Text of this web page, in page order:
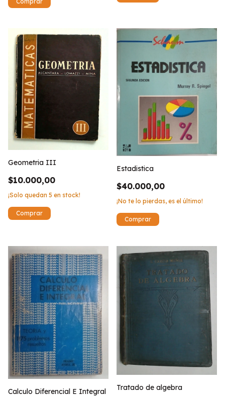
Geometria III
$10.000,00
¡Solo quedan 5 en stock!
Estadistica
$40.000,00
¡No te lo pierdas, es el último!
Calculo Diferencial E Integral Tratado de algebra